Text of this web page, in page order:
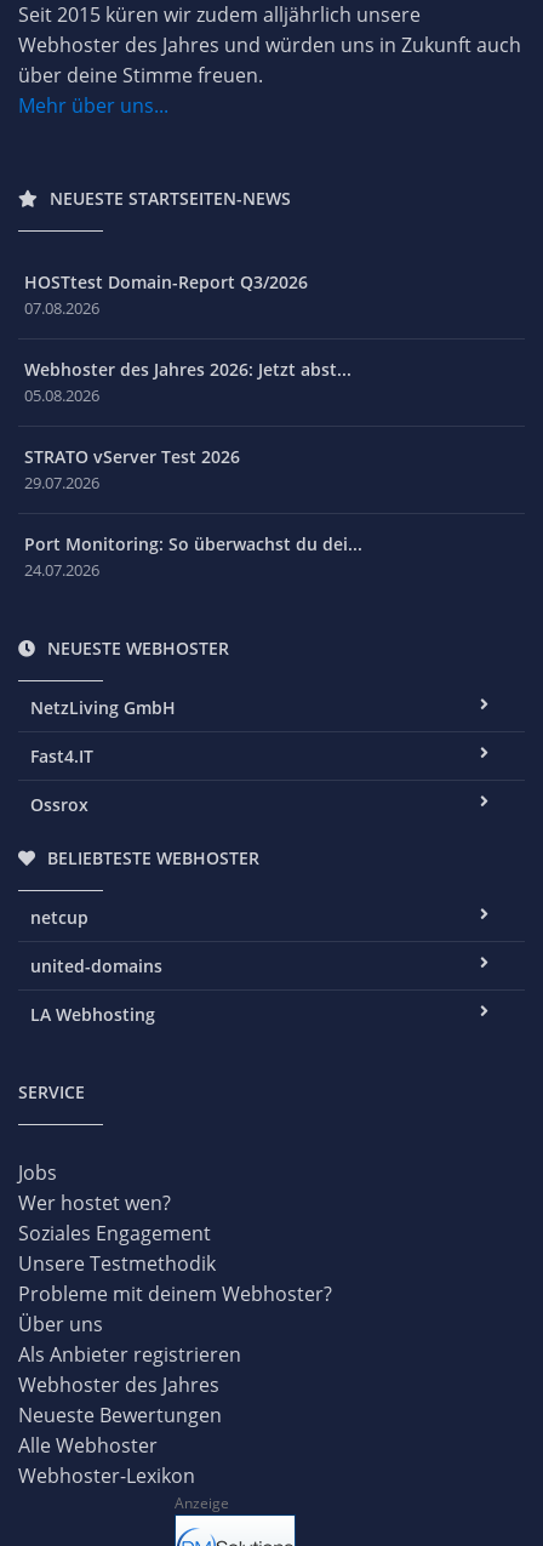
Seit 2015 küren wir zudem alljährlich unsere
Webhoster des Jahres und würden uns in Zukunft auch
über deine Stimme freuen.
Mehr über uns...
NEUESTE STARTSEITEN-NEWS
HOSTtest Domain-Report Q3/2026
07.08.2026
Webhoster des Jahres 2026: Jetzt abst...
05.08.2026
STRATO vServer Test 2026
29.07.2026
Port Monitoring: So überwachst du dei...
24.07.2026
NEUESTE WEBHOSTER
NetzLiving GmbH
Fast4.IT
Ossrox
BELIEBTESTE WEBHOSTER
netcup
united-domains
LA Webhosting
SERVICE
Jobs
Wer hostet wen?
Soziales Engagement
Unsere Testmethodik
Probleme mit deinem Webhoster?
Über uns
Als Anbieter registrieren
Webhoster des Jahres
Neueste Bewertungen
Alle Webhoster
Webhoster-Lexikon
Anzeige